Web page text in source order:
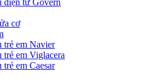
điện tử Govern
cơ
trẻ em Navier
trẻ em Viglacera
trẻ em Caesar